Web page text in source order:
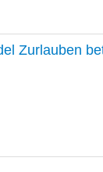
Zurlauben